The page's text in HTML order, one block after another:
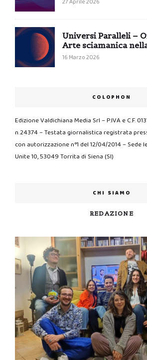
Universi Paralleli –
Arte sciamanica
16 Marzo 2026
COLOPHON
Edizione Valdichiana Media Srl – P.IVA e C.F.
n.24374 – Testata giornalistica registrata
con autorizzazione n°1 del 12/04/2014 – Sede
Unite 10, 53049 Torrita di Siena (SI)
CHI SIAMO
REDAZIONE